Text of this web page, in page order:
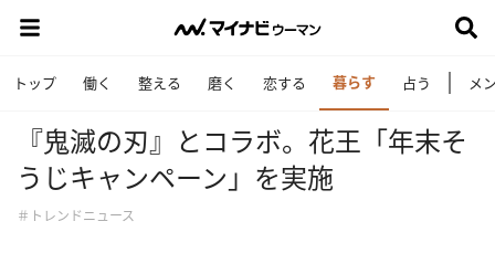
トップ 働く 整える 磨く 恋する 暮らす 占う メ
『鬼滅の刃』とコラボ。花王「年末そ
うじキャンペーン」を実施
＃トレンドニュース